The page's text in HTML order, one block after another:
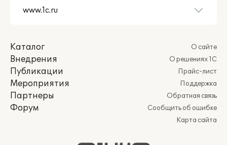
Каталог
Внедрения
Публикации
Мероприятия
Партнеры
Форум
О сайте
О решениях 1С
Прайс-лист
Поддержка
Обратная связь
Сообщить об ошибке
Карта сайта